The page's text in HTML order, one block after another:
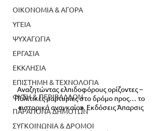
ΟΙΚΟΝΟΜΙΑ & ΑΓΟΡΑ
ΥΓΕΙΑ
ΨΥΧΑΓΩΓΙΑ
ΕΡΓΑΣΙΑ
ΕΚΚΛΗΣΙΑ
ΕΠΙΣΤΗΜΗ & ΤΕΧΝΟΛΟΓΙΑ
ΦΥΣΗ & ΠΕΡΙΒΑΛΛΟΝ
ΠΑΡΑΠΟΝΑ ΔΗΜΟΤΩΝ
ΣΥΓΚΟΙΝΩΝΙΑ & ΔΡΟΜΟΙ
Αναζητώντας ελπιδοφόρους ορίζοντες –
Πολιτικές μαρτυρίες στο δρόμο προς… το
«ιστορικά αναγκαίο» Εκδόσεις Άπαρσις